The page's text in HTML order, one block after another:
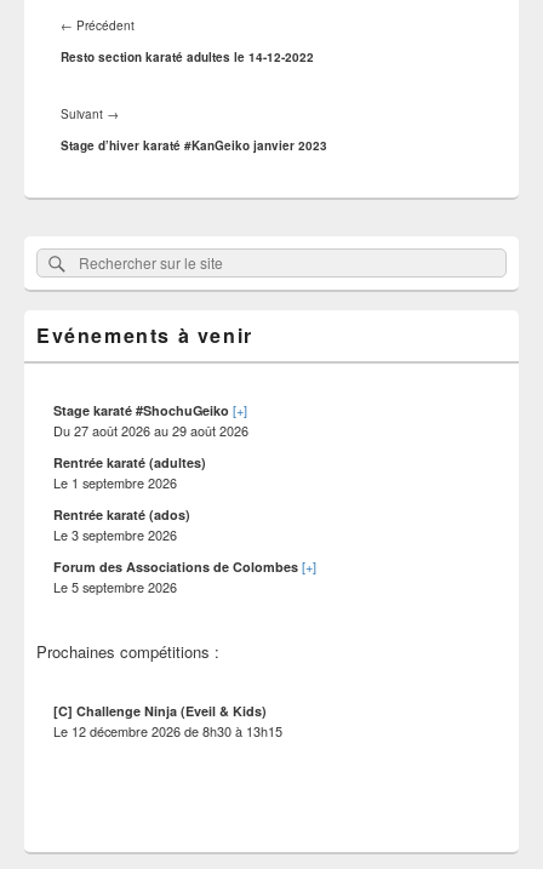
de
l’article
← PrécédentArticle
précédent :
Resto section karaté adultes le 14-12-2022
Suivant →
suivant :
Stage d’hiver karaté #KanGeiko janvier 2023
Zone
principale
de
pour
Rechercher :
Rechercher
sur
site
Evénements à venir
Stage karaté #ShochuGeiko [+]
Du27 août 2026au29 août 2026
Rentrée karaté (adultes)
Le 1 septembre 2026
Rentrée karaté (ados)
Le3 septembre 2026
Forum des Associations de Colombes [+]
Le5 septembre 2026
Prochaines compétitions :
[C] Challenge Ninja (Eveil & Kids)
Le 12 décembre 2026de8h30à 13h15